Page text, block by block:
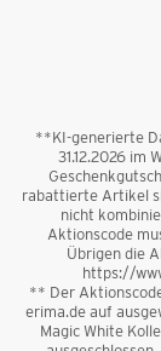
**KI-generierte
31.12.2026 im
rabattierte Artikel
nicht
Aktionscode
Übrigen die
https://
** Der
erima.de auf
Magic White